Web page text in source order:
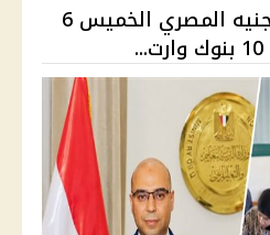
سعر الدولار مقابل الجنيه المصري الخميس 6